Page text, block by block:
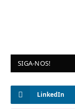
SIGA-NOS!
LinkedIn